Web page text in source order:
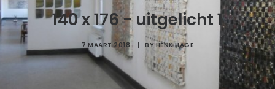
BIOGRAFIE
CONTACT140 x 176 - uitgelicht 1
7 MAART 2018 | BYHENK HAGE